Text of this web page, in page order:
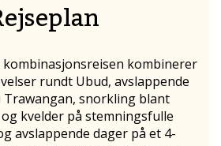
kombinasjonsreisen kombinerer
rundt Ubud, avslappende
Trawangan, snorkling blant
kvelder på stemningsfulle
avslappende dager på et 4-